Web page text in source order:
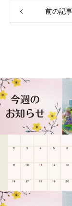
前の記事